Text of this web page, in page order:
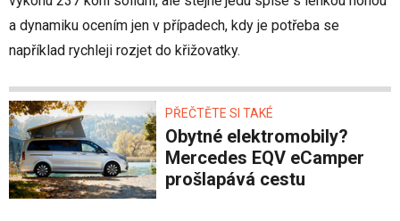
a dynamiku ocením jen v případech, kdy je potřeba se
například rychleji rozjet do křižovatky.
PŘEČTĚTE SI TAKÉ
Obytné elektromobily?
Mercedes EQV eCamper
prošlapává cestu